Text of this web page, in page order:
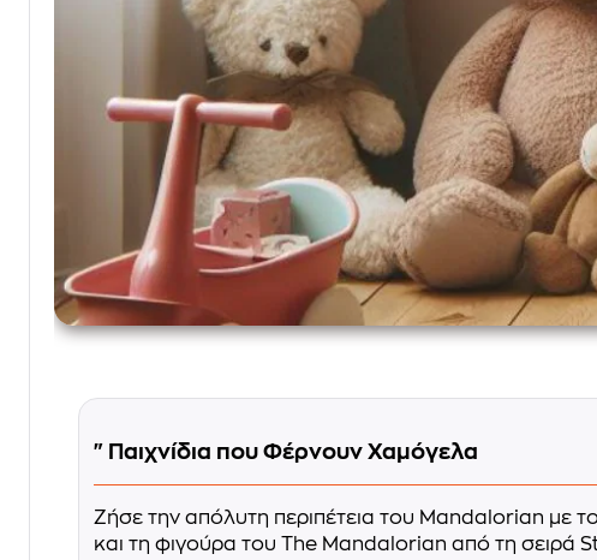
"Παιχνίδια που Φέρνουν Χαμόγελα
Ζήσε την απόλυτη περιπέτεια του Mandalorian με
και τη φιγούρα του The Mandalorian από τη σειρά